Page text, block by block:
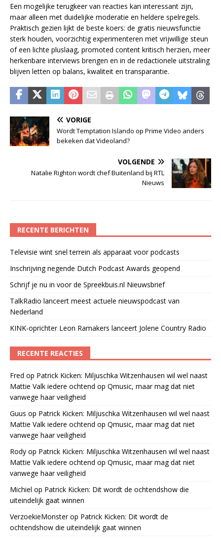
Een mogelijke terugkeer van reacties kan interessant zijn,
maar alleen met duidelijke moderatie en heldere spelregels.
Praktisch gezien lijkt de beste koers: de gratis nieuwsfunctie
sterk houden, voorzichtig experimenteren met vrijwillige steun
of een lichte pluslaag, promoted content kritisch herzien, meer
herkenbare interviews brengen en in de redactionele uitstraling
blijven letten op balans, kwaliteit en transparantie.
VORIGE
Wordt Temptation Islando op Prime Video anders
bekeken dat Videoland?
VOLGENDE
Natalie Righton wordt chef Buitenland bij RTL
Nieuws
RECENTE BERICHTEN
Televisie wint snel terrein als apparaat voor podcasts
Inschrijving negende Dutch Podcast Awards geopend
Schrijf je nu in voor de Spreekbuis.nl Nieuwsbrief
TalkRadio lanceert meest actuele nieuwspodcast van
Nederland
KINK-oprichter Leon Ramakers lanceert Jolene Country Radio
RECENTE REACTIES
Fred op Patrick Kicken: Miljuschka Witzenhausen wil wel naast
Mattie Valk iedere ochtend op Qmusic, maar mag dat niet
vanwege haar veiligheid
Guus op Patrick Kicken: Miljuschka Witzenhausen wil wel naast
Mattie Valk iedere ochtend op Qmusic, maar mag dat niet
vanwege haar veiligheid
Rody op Patrick Kicken: Miljuschka Witzenhausen wil wel naast
Mattie Valk iedere ochtend op Qmusic, maar mag dat niet
vanwege haar veiligheid
Michiel op Patrick Kicken: Dit wordt de ochtendshow die
uiteindelijk gaat winnen
VerzoekieMonsterop Patrick Kicken: Dit wordt de
ochtendshow die uiteindelijk gaat winnen